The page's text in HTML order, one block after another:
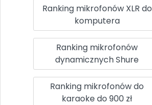
Ranking mikrofonów XLR do
komputera
Ranking mikrofonów
dynamicznych Shure
Ranking mikrofonów do
karaoke do 900 zł